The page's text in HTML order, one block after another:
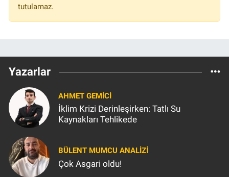
tutulamaz.
Yazarlar
AHMET GEMICI
İklim Krizi Derinleşirken: Tatlı Su
Kaynakları Tehlikede
BÜLENT MUMCU ANALİZİ
Çok Asgari oldu!